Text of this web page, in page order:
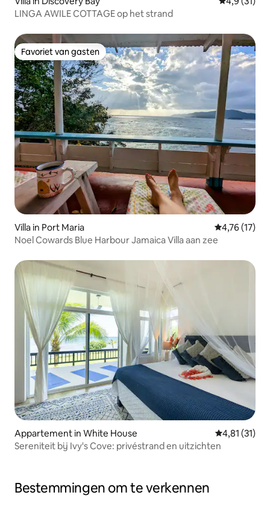
LINGA AWILE COTTAGE op het strand
Favoriet van gasten
Favoriet van gasten
Villa in Port Maria Gemiddelde
4,76 (17)
Noel Cowards Blue Harbour Jamaica Villa aan zee
Appartement in White House Gemiddelde
4,81 (31)
Sereniteit bij Ivy's Cove: privéstrand en uitzichten
Bestemmingen om te verkennen